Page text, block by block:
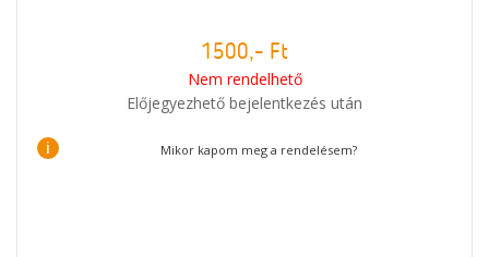
1500,- Ft
Nem rendelhető
Előjegyezhető bejelentkezés után
i Mikor kapom meg a rendelésem?